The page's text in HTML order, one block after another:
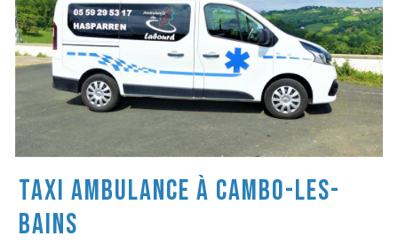
Taxi ambulance à Cambo-les-
Bains